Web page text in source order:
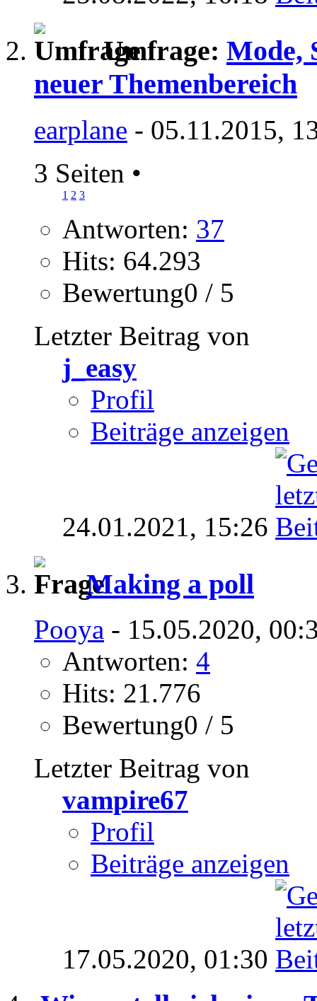
Umfrage: Mode,
neuer Themenbereich
earplane - 05.11.2015,
3 Seiten •
1 2 3
Antworten: 37
Hits: 64.293
Bewertung0 / 5
Letzter Beitrag von
j_easy
Profil
Beiträge anzeigen
24.01.2021, 15:26
Making a poll
Pooya - 15.05.2020,
Antworten: 4
Hits: 21.776
Bewertung0 / 5
Letzter Beitrag von
vampire67
Profil
Beiträge anzeigen
17.05.2020, 01:30